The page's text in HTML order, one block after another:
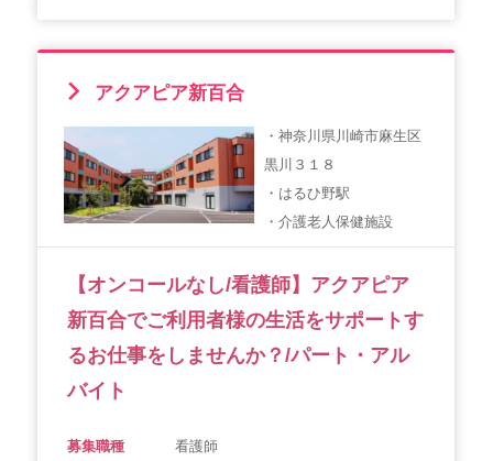
アクアピア新百合
・神奈川県川崎市麻生区
黒川３１８
・はるひ野駅
・介護老人保健施設
【オンコールなし/看護師】アクアピア
新百合でご利用者様の生活をサポートす
るお仕事をしませんか？/パート・アル
バイト
募集職種 看護師